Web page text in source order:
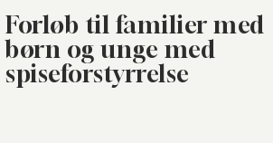
Forløb til familier med
børn og unge med
spiseforstyrrelse